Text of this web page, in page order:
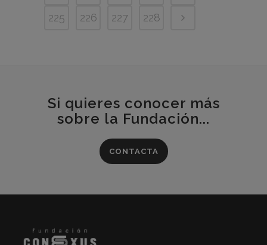
225
226 227 228
Si quieres conocer más
sobre la Fundación...
CONTACTA